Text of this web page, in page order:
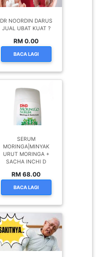
DR NOORDIN DARUS
JUAL UBAT KUAT ?
RM 0.00
BACA LAGI
SERUM
MORINGA|MINYAK
URUT MORINGA +
SACHA INCHI D
RM 68.00
BACA LAGI